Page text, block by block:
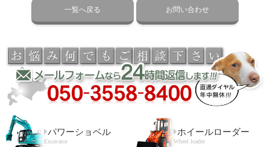
パワーショベル
Excavator
ホイールローダー
Wheel loader
一覧へ戻る お問い合わせ